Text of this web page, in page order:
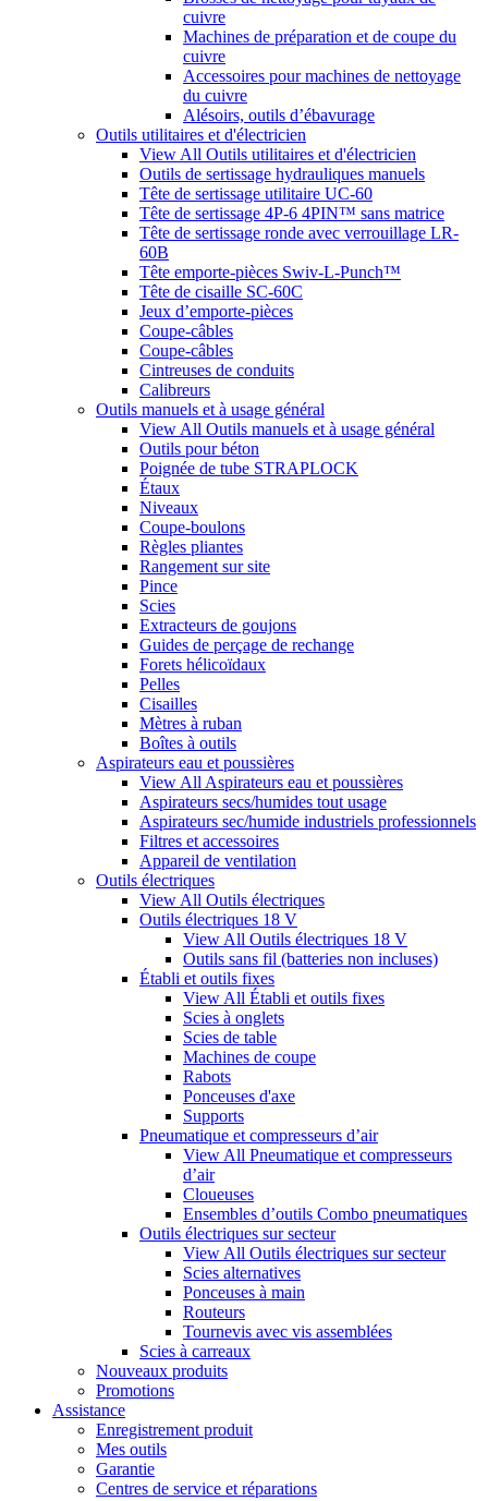
cuivre
Machines de préparation et de coupe du
cuivre
Accessoires pour machines de nettoyage
du cuivre
Alésoirs, outils d’ébavurage
Outils utilitaires et d'électricien
View All Outils utilitaires et d'électricien
Outils de sertissage hydrauliques manuels
Tête de sertissage utilitaire UC-60
Tête de sertissage 4P-6 4PIN™ sans matrice
Tête de sertissage ronde avec verrouillage LR-
60B
Tête emporte-pièces Swiv-L-Punch™
Tête de cisaille SC-60C
Jeux d’emporte-pièces
Coupe-câbles
Coupe-câbles
Cintreuses de conduits
Calibreurs
Outils manuels et à usage général
View All Outils manuels et à usage général
Outils pour béton
Poignée de tube STRAPLOCK
Étaux
Niveaux
Coupe-boulons
Règles pliantes
Rangement sur site
Pince
Scies
Extracteurs de goujons
Guides de perçage de rechange
Forets hélicoïdaux
Pelles
Cisailles
Mètres à ruban
Boîtes à outils
Aspirateurs eau et poussières
View All Aspirateurs eau et poussières
Aspirateurs secs/humides tout usage
Aspirateurs sec/humide industriels professionnels
Filtres et accessoires
Appareil de ventilation
Outils électriques
View All Outils électriques
Outils électriques 18 V
View All Outils électriques 18 V
Outils sans fil (batteries non incluses)
Établi et outils fixes
View All Établi et outils fixes
Scies à onglets
Scies de table
Machines de coupe
Rabots
Ponceuses d'axe
Supports
Pneumatique et compresseurs d’air
View All Pneumatique et compresseurs
d’air
Cloueuses
Ensembles d’outils Combo pneumatiques
Outils électriques sur secteur
View All Outils électriques sur secteur
Scies alternatives
Ponceuses à main
Routeurs
Tournevis avec vis assemblées
Scies à carreaux
Nouveaux produits
Promotions
Assistance
Enregistrement produit
Mes outils
Garantie
Centres de service et réparations